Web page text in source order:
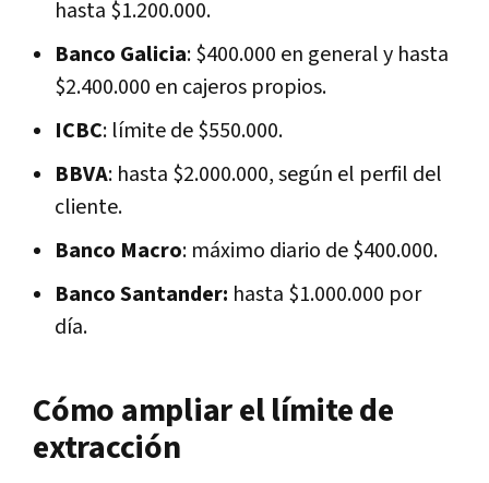
hasta $1.200.000.
Banco Galicia: $400.000 en general y hasta
$2.400.000 en cajeros propios.
ICBC: límite de $550.000.
BBVA: hasta $2.000.000, según el perfil del
cliente.
Banco Macro: máximo diario de $400.000.
Banco Santander: hasta $1.000.000 por
día.
Cómo ampliar el límite de
extracción